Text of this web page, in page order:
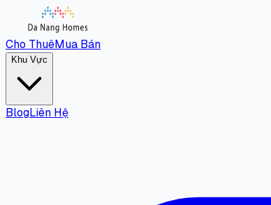
Cho ThuêMua Bán
Khu Vực
BlogLiên Hệ